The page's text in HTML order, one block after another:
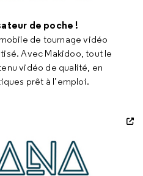
de poche !
de tournage vidéo
Avec Makidoo, tout le
vidéo de qualité, en
prêt à l’emploi.